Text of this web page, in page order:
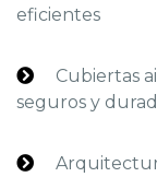
eficientes
Cubiertas
seguros y